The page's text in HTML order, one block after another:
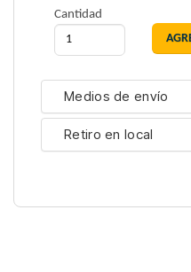
Cantidad
Medios de envío
Retiro en local